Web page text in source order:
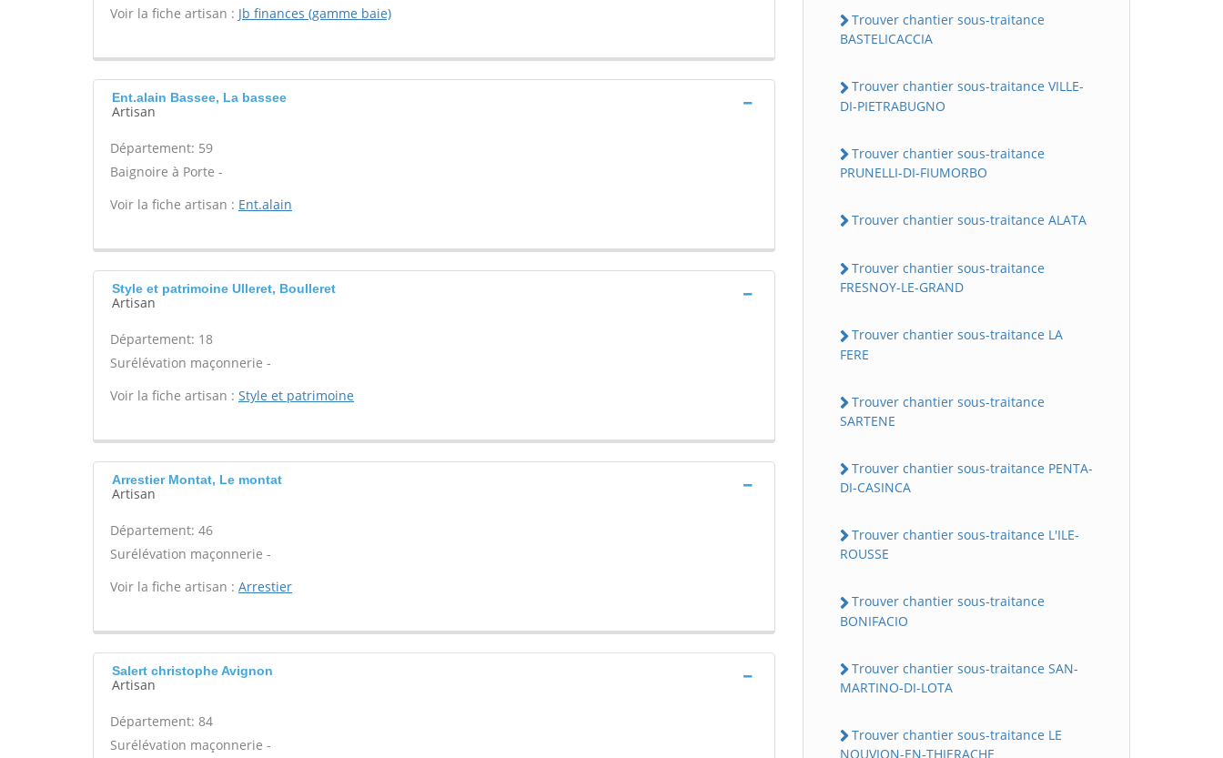
Voir la fiche artisan : Jb finances (gamme baie)
Ent.alain Bassee, La bassee
Artisan
Département: 59
Baignoire à Porte -
Voir la fiche artisan : Ent.alain
Style et patrimoine Ulleret, Boulleret
Artisan
Département: 18
Surélévation maçonnerie -
Voir la fiche artisan : Style et patrimoine
Arrestier Montat, Le montat
Artisan
Département: 46
Surélévation maçonnerie -
Voir la fiche artisan : Arrestier
Salert christophe Avignon
Artisan
Département: 84
Surélévation maçonnerie -
Trouver chantier sous-traitance
BASTELICACCIA
Trouver chantier sous-traitance VILLE-
DI-PIETRABUGNO
Trouver chantier sous-traitance
PRUNELLI-DI-FIUMORBO
Trouver chantier sous-traitance ALATA
Trouver chantier sous-traitance
FRESNOY-LE-GRAND
Trouver chantier sous-traitance LA
FERE
Trouver chantier sous-traitance
SARTENE
Trouver chantier sous-traitance PENTA-
DI-CASINCA
Trouver chantier sous-traitance L'ILE-
ROUSSE
Trouver chantier sous-traitance
BONIFACIO
Trouver chantier sous-traitance SAN-
MARTINO-DI-LOTA
Trouver chantier sous-traitance LE
NOUVION-EN-THIERACHE